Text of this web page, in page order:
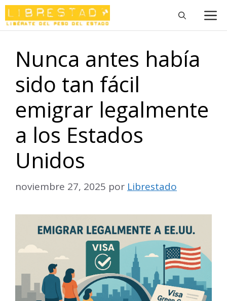
Saltar
al
contenido
Nunca antes había
sido tan fácil
emigrar legalmente
a los Estados
Unidos
noviembre 27, 2025 por Librestado